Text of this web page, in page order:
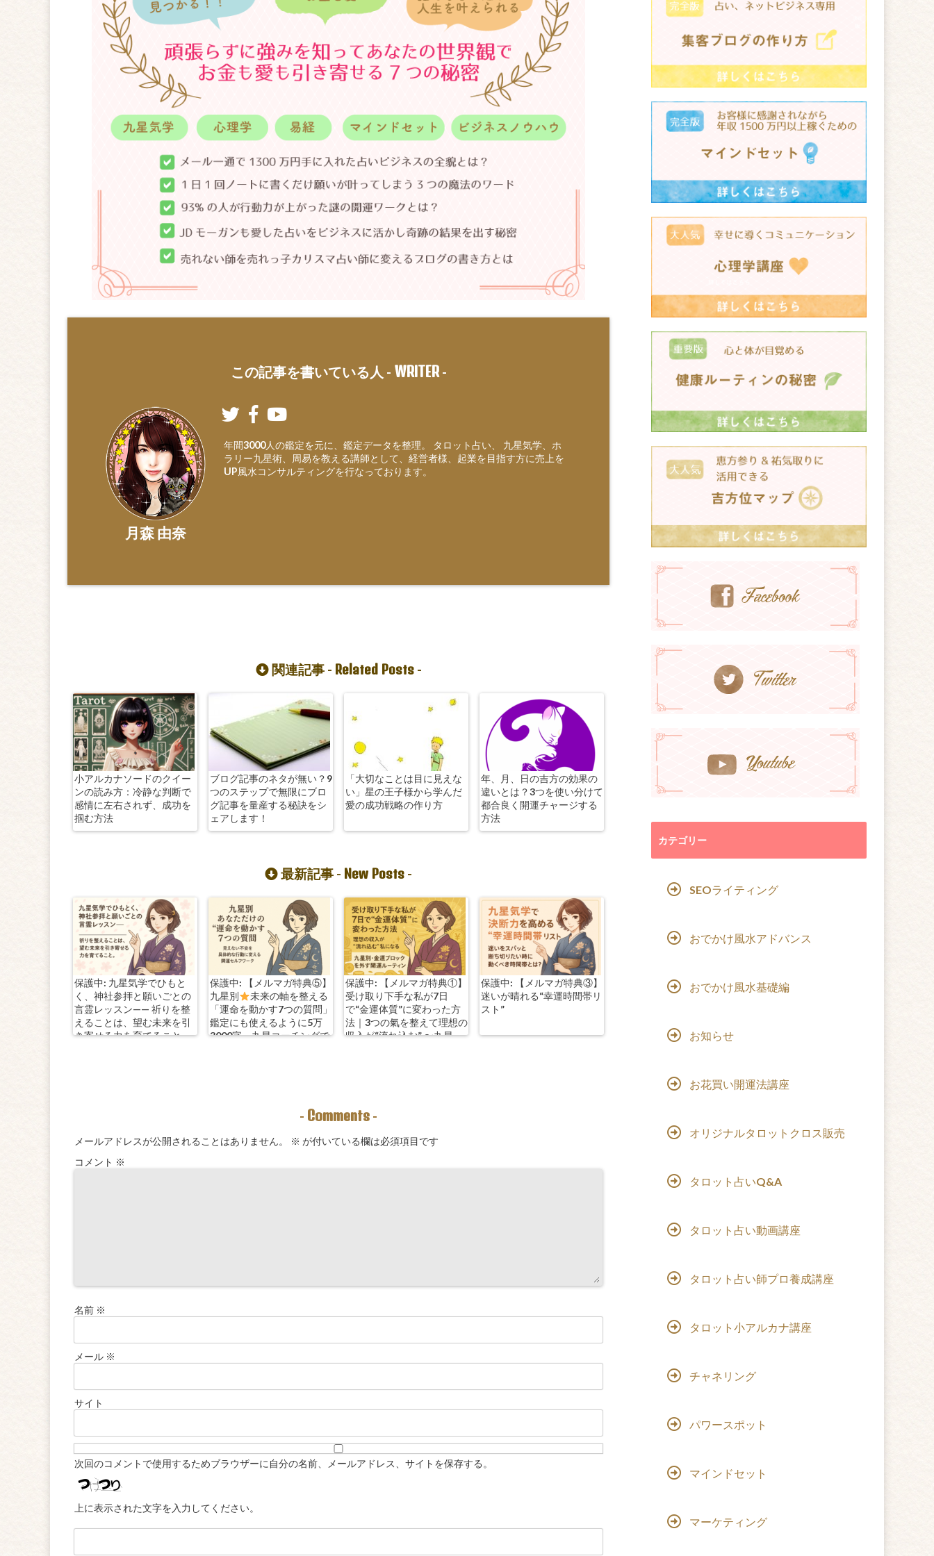
この記事を書いている人 - WRITER-
月森 由奈
年間3000人の鑑定を元に、鑑定データを整理。 タロット占い、 九星気学、ホ
ラリー九星術、周易を教える講師として、経営者様、起業を目指す方に売上を
UP風水コンサルティングを行なっております。
関連記事 - Related Posts-
小アルカナソードのクイー
ンの読み方：冷静な判断で
感情に左右されず、成功を
掴む方法
ブログ記事のネタが無い？9
つのステップで無限にブロ
グ記事を量産する秘訣をシ
ェアします！
「大切なことは目に見えな
い」星の王子様から学んだ
愛の成功戦略の作り方
年、月、日の吉方の効果の
違いとは？3つを使い分けて
都合良く開運チャージする
方法
最新記事 - New Posts -
保護中: 九星気学でひもと
く、神社参拝と願いごとの
言霊レッスン—— 祈りを整
えることは、望む未来を引
き寄せる力を育てること。
保護中: 【メルマガ特典⑤】
九星別
未来の軸を整える
「運命を動かす7つの質問」
鑑定にも使えるように5万
3000字。九星コーチングで
保護中: 【メルマガ特典①】
受け取り下手な私が7日
で“金運体質”に変わった方
法｜3つの氣を整えて理想の
収入が“流れ込む” 〜九星
保護中: 【メルマガ特典③】
迷いが晴れる“幸運時間帯リ
スト”
- Comments -
メールアドレスが公開されることはありません。 ※ が付いている欄は必須項目です
コメント ※
名前 ※
メール ※
サイト
次回のコメントで使用するためブラウザーに自分の名前、メールアドレス、サイトを保存する。
上に表示された文字を入力してください。
カテゴリー
SEOライティング
おでかけ風水アドバンス
おでかけ風水基礎編
お知らせ
お花買い開運法講座
オリジナルタロットクロス販売
タロット占いQ&A
タロット占い動画講座
タロット占い師プロ養成講座
タロット小アルカナ講座
チャネリング
パワースポット
マインドセット
マーケティング